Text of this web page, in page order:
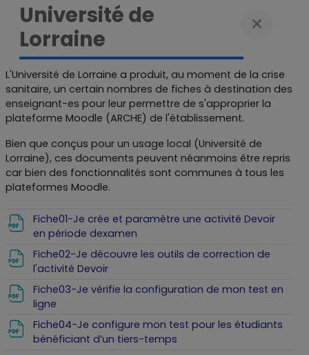
Université de
Lorraine
L'Université de Lorraine a produit, au moment de la crise
sanitaire, un certain nombres de fiches à destination des
enseignant-es pour leur permettre de s'approprier la
plateforme Moodle (ARCHE) de l'établissement.
Bien que conçus pour un usage local (Université de
Lorraine), ces documents peuvent néanmoins être repris
car bien des fonctionnalités sont communes à tous les
plateformes Moodle.
Fiche01-Je crée et paramètre une activité Devoir
en période dexamen
Fiche02-Je découvre les outils de correction de
l'activité Devoir
Fiche03-Je vérifie la configuration de mon test en
ligne
Fiche04-Je configure mon test pour les étudiants
bénéficiant d’un tiers-temps